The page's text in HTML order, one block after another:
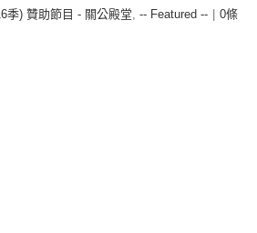
季) 贊助節目 - 關公殿堂, -- Featured --
0條